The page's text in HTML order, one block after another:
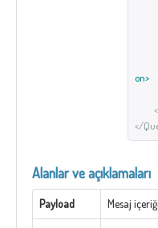
on>
</
Alanlar ve açıklamaları
Payload Mesaj içeriği.